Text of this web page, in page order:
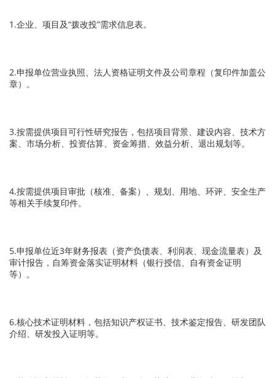
1.企业、项目及“拨改投”需求信息表。
2.申报单位营业执照、法人资格证明文件及公司章程（复印件加盖公
章）。
3.按需提供项目可行性研究报告，包括项目背景、建设内容、技术方
案、市场分析、投资估算、资金筹措、效益分析、退出规划等。
4.按需提供项目审批（核准、备案）、规划、用地、环评、安全生产
等相关手续复印件。
5.申报单位近3年财务报表（资产负债表、利润表、现金流量表）及
审计报告，自筹资金落实证明材料（银行授信、自有资金证明
等）。
6.核心技术证明材料，包括知识产权证书、技术鉴定报告、研发团队
介绍、研发投入证明等。